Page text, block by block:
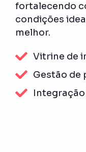
fortalecendo
condições
melhor.
Vitrine de
Gestão de
Integração